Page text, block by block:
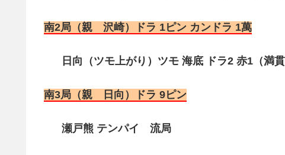
南2局（親 沢崎）ドラ 1ピン カンドラ 1萬
日向（ツモ上がり）ツモ 海底 ドラ2 赤1（満
南3局（親 日向）ドラ 9ピン
瀬戸熊 テンパイ 流局